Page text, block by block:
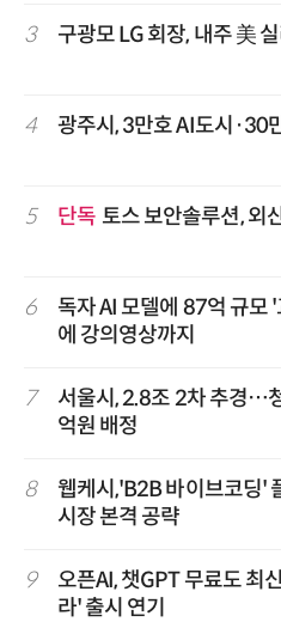
3 구광모 LG 회장, 내주 美
4 광주시, 3만호 AI도시·30
5 단독 토스 보안솔루션, 외
6
독자 AI 모델에 87억 규
에 강의영상까지
7
서울시, 2.8조 2차 추경…
억원 배정
8
웹케시,'B2B 바이브코딩'
시장 본격 공략
9
오픈AI, 챗GPT 무료도 최
라' 출시 연기